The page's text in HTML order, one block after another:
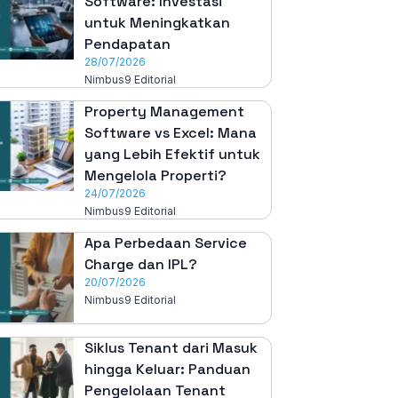
untuk Meningkatkan
Pendapatan
28/07/2026
Nimbus9 Editorial
Property Management
Software vs Excel: Mana
yang Lebih Efektif untuk
Mengelola Properti?
24/07/2026
Nimbus9 Editorial
Apa Perbedaan Service
Charge dan IPL?
20/07/2026
Nimbus9 Editorial
Siklus Tenant dari Masuk
hingga Keluar: Panduan
Pengelolaan Tenant